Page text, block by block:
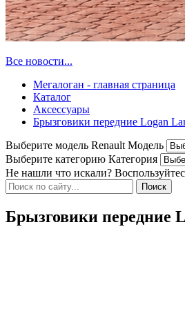
Все новости...
Мегалоган - главная страница
Каталог
Аксессуары
Брызговики передние Logan
Выберите модель Renault Модель
Выберите категорию Категория
Не нашли что искали?
Брызговики передние